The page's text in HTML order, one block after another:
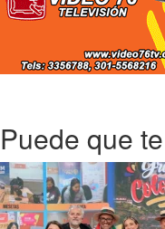
Puede que